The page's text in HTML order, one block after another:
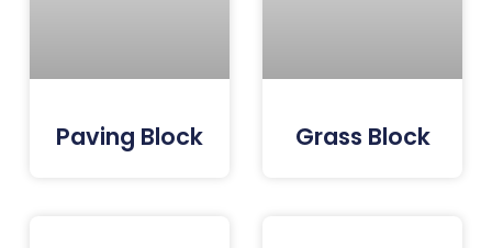
Paving Block Grass Block